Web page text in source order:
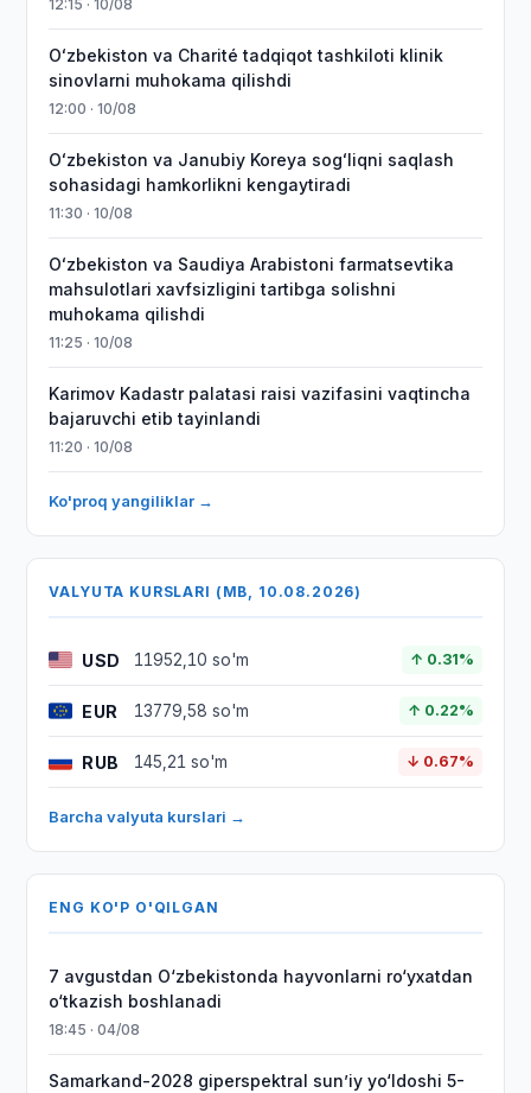
12:15 · 10/08
Oʻzbekiston va Charité tadqiqot tashkiloti klinik
sinovlarni muhokama qilishdi
12:00 · 10/08
Oʻzbekiston va Janubiy Koreya sogʻliqni saqlash
sohasidagi hamkorlikni kengaytiradi
11:30 · 10/08
Oʻzbekiston va Saudiya Arabistoni farmatsevtika
mahsulotlari xavfsizligini tartibga solishni
muhokama qilishdi
11:25 · 10/08
Karimov Kadastr palatasi raisi vazifasini vaqtincha
bajaruvchi etib tayinlandi
11:20 · 10/08
Ko'proq yangiliklar →
VALYUTA KURSLARI (MB, 10.08.2026)
USD 11952,10 so'm ↑ 0.31%
EUR 13779,58 so'm ↑ 0.22%
RUB 145,21 so'm ↓ 0.67%
Barcha valyuta kurslari →
ENG KO'P O'QILGAN
7 avgustdan O‘zbekistonda hayvonlarni ro‘yxatdan
o‘tkazish boshlanadi
18:45 · 04/08
Samarkand-2028 giperspektral sun’iy yo‘ldoshi 5-